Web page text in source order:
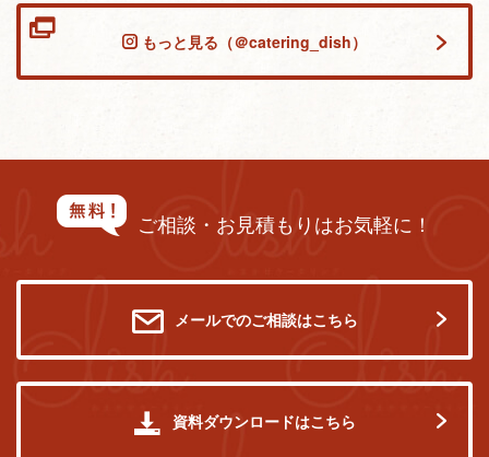
もっと見る（＠catering_dish）
ご相談・お見積もりはお気軽に！
メールでのご相談はこちら
資料ダウンロードはこちら